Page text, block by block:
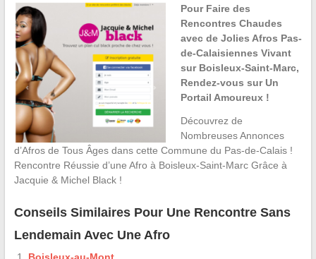
Pour Faire des
Rencontres Chaudes
avec de Jolies Afros Pas-
de-Calaisiennes Vivant
sur Boisleux-Saint-Marc,
Rendez-vous sur Un
Portail Amoureux !
Découvrez de
Nombreuses Annonces
d’Afros de Tous Âges dans cette Commune du Pas-de-Calais !
Rencontre Réussie d’une Afro à Boisleux-Saint-Marc Grâce à
Jacquie & Michel Black !
Conseils Similaires Pour Une Rencontre Sans
Lendemain Avec Une Afro